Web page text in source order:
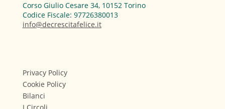
Corso Giulio Cesare 34, 10152 Torino
Codice Fiscale: 97726380013
info@decrescitafelice.it
Privacy Policy
Cookie Policy
Bilanci